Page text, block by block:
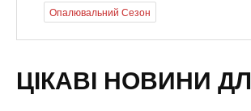
Опалювальний Сезон
ЦІКАВІ НОВИНИ